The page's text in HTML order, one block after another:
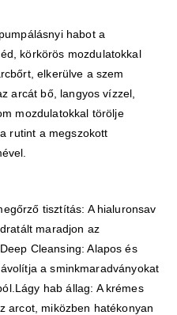
habot a
körkörös mozdulatokkal
elkerülve a szem
arcát bő, langyos vízzel,
mozdulatokkal törölje
rutint a megszokott
tisztítás: A hialuronsav
maradjon az
Cleansing: Alapos és
a sminkmaradványokat
hab állag: A krémes
arcot, miközben hatékonyan